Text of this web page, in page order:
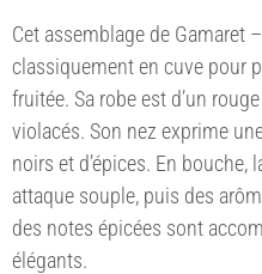
Cet assemblage de Gamaret
classiquement en cuve pour
fruitée. Sa robe est d’un
violacés. Son nez exprime
noirs et d’épices. En
attaque souple, puis des
des notes épicées sont
élégants.